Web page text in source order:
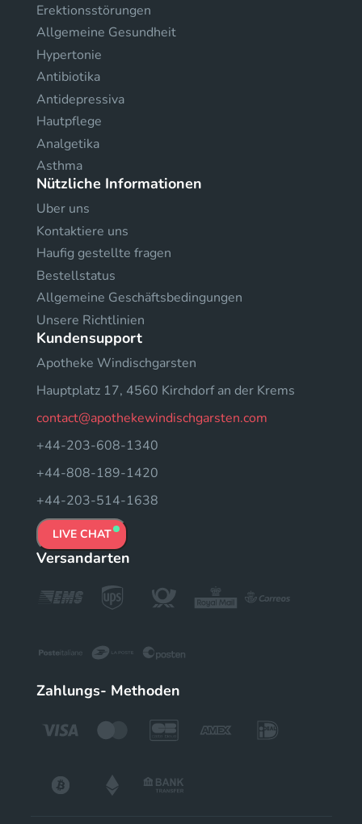
Erektionsstörungen
Allgemeine Gesundheit
Hypertonie
Antibiotika
Antidepressiva
Hautpflege
Analgetika
Asthma
Nützliche Informationen
Uber uns
Kontaktiere uns
Haufig gestellte fragen
Bestellstatus
Allgemeine Geschäftsbedingungen
Unsere Richtlinien
Kundensupport
Apotheke Windischgarsten
Hauptplatz 17, 4560 Kirchdorf an der Krems
contact@apothekewindischgarsten.com
+44-203-608-1340
+44-808-189-1420
+44-203-514-1638
LIVE CHAT
Versandarten
Zahlungs- Methoden